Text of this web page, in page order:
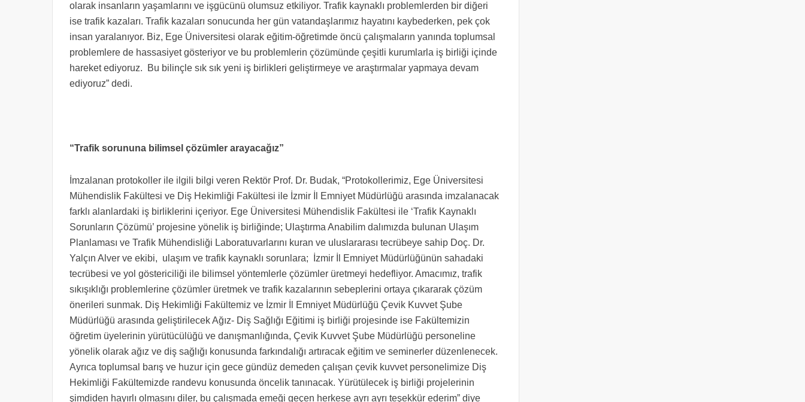
olarak insanların yaşamlarını ve işgücünü olumsuz etkiliyor. Trafik kaynaklı problemlerden bir diğeri
ise trafik kazaları. Trafik kazaları sonucunda her gün vatandaşlarımız hayatını kaybederken, pek çok
insan yaralanıyor. Biz, Ege Üniversitesi olarak eğitim-öğretimde öncü çalışmaların yanında toplumsal
problemlere de hassasiyet gösteriyor ve bu problemlerin çözümünde çeşitli kurumlarla iş birliği içinde
hareket ediyoruz. Bu bilinçle sık sık yeni iş birlikleri geliştirmeye ve araştırmalar yapmaya devam
ediyoruz” dedi.
“Trafik sorununa bilimsel çözümler arayacağız”
İmzalanan protokoller ile ilgili bilgi veren Rektör Prof. Dr. Budak, “Protokollerimiz, Ege Üniversitesi
Mühendislik Fakültesi ve Diş Hekimliği Fakültesi ile İzmir İl Emniyet Müdürlüğü arasında imzalanacak
farklı alanlardaki iş birliklerini içeriyor. Ege Üniversitesi Mühendislik Fakültesi ile ‘Trafik Kaynaklı
Sorunların Çözümü’ projesine yönelik iş birliğinde; Ulaştırma Anabilim dalımızda bulunan Ulaşım
Planlaması ve Trafik Mühendisliği Laboratuvarlarını kuran ve uluslararası tecrübeye sahip Doç. Dr.
Yalçın Alver ve ekibi, ulaşım ve trafik kaynaklı sorunlara; İzmir İl Emniyet Müdürlüğünün sahadaki
tecrübesi ve yol göstericiliği ile bilimsel yöntemlerle çözümler üretmeyi hedefliyor. Amacımız, trafik
sıkışıklığı problemlerine çözümler üretmek ve trafik kazalarının sebeplerini ortaya çıkararak çözüm
önerileri sunmak. Diş Hekimliği Fakültemiz ve İzmir İl Emniyet Müdürlüğü Çevik Kuvvet Şube
Müdürlüğü arasında geliştirilecek Ağız- Diş Sağlığı Eğitimi iş birliği projesinde ise Fakültemizin
öğretim üyelerinin yürütücülüğü ve danışmanlığında, Çevik Kuvvet Şube Müdürlüğü personeline
yönelik olarak ağız ve diş sağlığı konusunda farkındalığı artıracak eğitim ve seminerler düzenlenecek.
Ayrıca toplumsal barış ve huzur için gece gündüz demeden çalışan çevik kuvvet personelimize Diş
Hekimliği Fakültemizde randevu konusunda öncelik tanınacak. Yürütülecek iş birliği projelerinin
şimdiden hayırlı olmasını diler, bu çalışmada emeği geçen herkese ayrı ayrı teşekkür ederim” diye